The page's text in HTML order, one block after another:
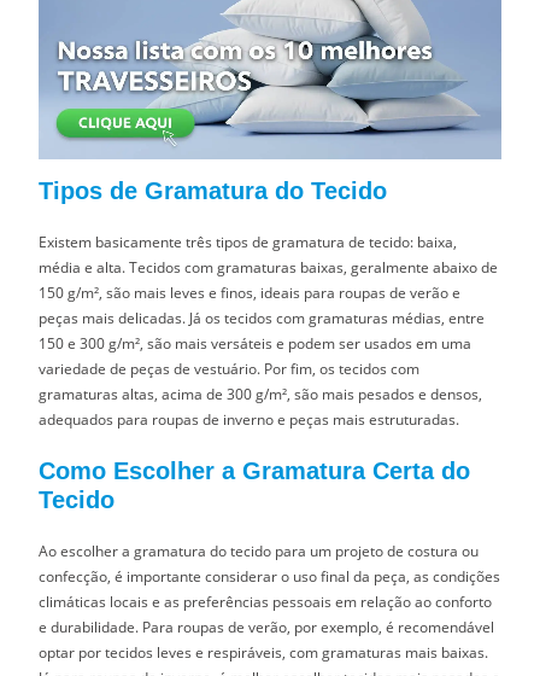
Tipos de Gramatura do Tecido
Existem basicamente três tipos de gramatura de tecido: baixa,
média e alta. Tecidos com gramaturas baixas, geralmente abaixo de
150 g/m², são mais leves e finos, ideais para roupas de verão e
peças mais delicadas. Já os tecidos com gramaturas médias, entre
150 e 300 g/m², são mais versáteis e podem ser usados em uma
variedade de peças de vestuário. Por fim, os tecidos com
gramaturas altas, acima de 300 g/m², são mais pesados e densos,
adequados para roupas de inverno e peças mais estruturadas.
Como Escolher a Gramatura Certa do
Tecido
Ao escolher a gramatura do tecido para um projeto de costura ou
confecção, é importante considerar o uso final da peça, as condições
climáticas locais e as preferências pessoais em relação ao conforto
e durabilidade. Para roupas de verão, por exemplo, é recomendável
optar por tecidos leves e respiráveis, com gramaturas mais baixas.